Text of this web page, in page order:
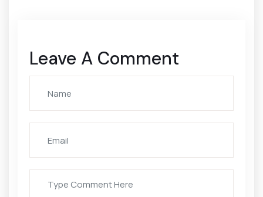
Leave A Comment